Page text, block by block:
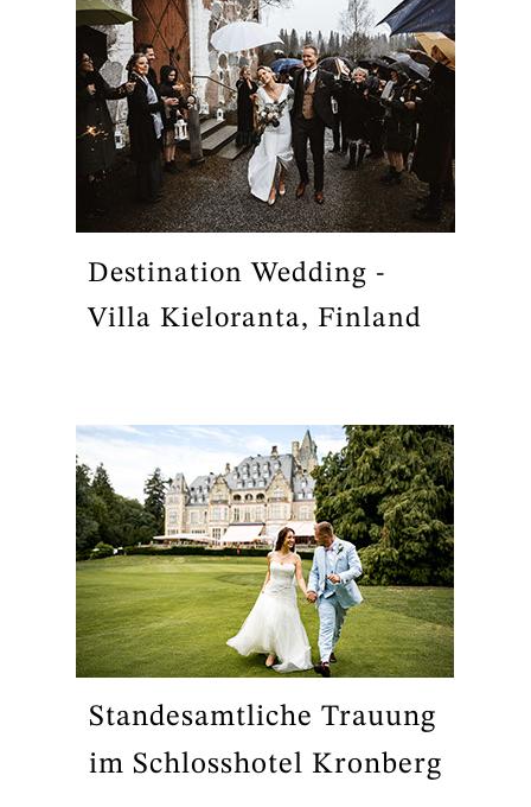
Destination Wedding -
Villa Kieloranta, Finland
Standesamtliche Trauung
im Schlosshotel Kronberg